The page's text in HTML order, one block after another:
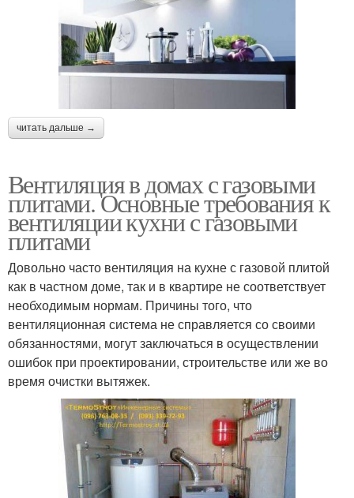
читать дальше →
Вентиляция в домах с газовыми
плитами. Основные требования к
вентиляции кухни с газовыми
плитами
Довольно часто вентиляция на кухне с газовой плитой
как в частном доме, так и в квартире не соответствует
необходимым нормам. Причины того, что
вентиляционная система не справляется со своими
обязанностями, могут заключаться в осуществлении
ошибок при проектировании, строительстве или же во
время очистки вытяжек.